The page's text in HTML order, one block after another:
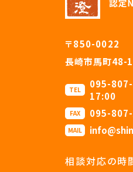
〒850-0022
長崎市馬町48-
TEL
095-
17:00
FAX 095-
MAIL
相談対応の時